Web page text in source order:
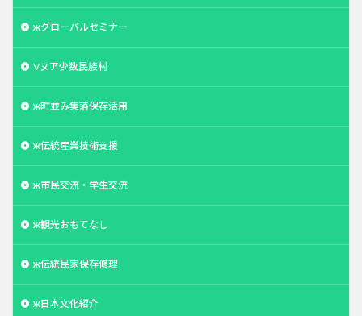
жグローバルセミナー
Vヌア少数民族村
ж町並み集落保存活用
ж伝統産業技術支援
ж市民交流・学生交流
ж観光おもてなし
ж伝統民家保存修理
ж日本文化紹介